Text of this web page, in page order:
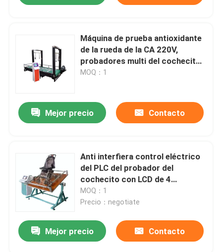
Tour por la fábrica
Control de calidad
Contáctenos
Noticias
máquinas de la prueba de laboratorio
Máquina de prueba universal
máquina de prueba ambiental
Máquina de prueba antioxidante
de la rueda de la CA 220V,
probadores multi del cochecito
de la función
MOQ：1
Mejor precio Contacto
Anti interfiera control eléctrico
del PLC del probador del
cochecito con LCD de 4
pulgadas
MOQ：1
Precio：negotiate
Mejor precio Contacto